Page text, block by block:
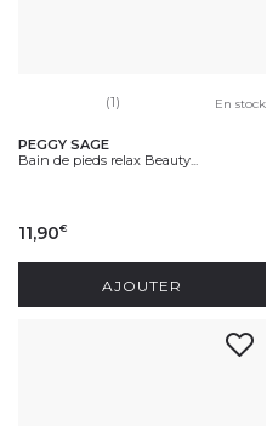
(1) En stock
PEGGY SAGE
Bain de pieds relax Beauty...
11,90€
AJOUTER